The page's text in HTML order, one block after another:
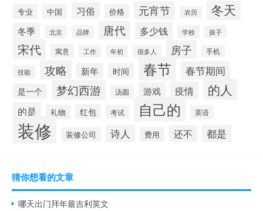
专业 中国 习俗 价格 元宵节 农历 冬天
冬季 北京 品牌 唐代 多少钱 学校 孩子
宋代 寓意 工作 年初 很多人 房子 手机
技能 攻略 新年 时间 春节 春节期间
是一个 梦幻西游 汤圆 游戏 疫情 的人
的是 礼物 红包 考试 自己的 英语
装修 装修公司 诗人 费用 还不 都是
猜你想看的文章
哪天出门拜年最吉利英文